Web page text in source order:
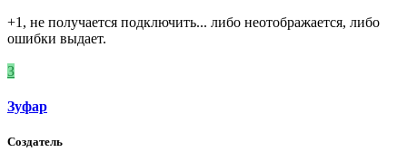
+1, не получается подключить... либо неотображается, либо
ошибки выдает.
З
Зуфар
Создатель